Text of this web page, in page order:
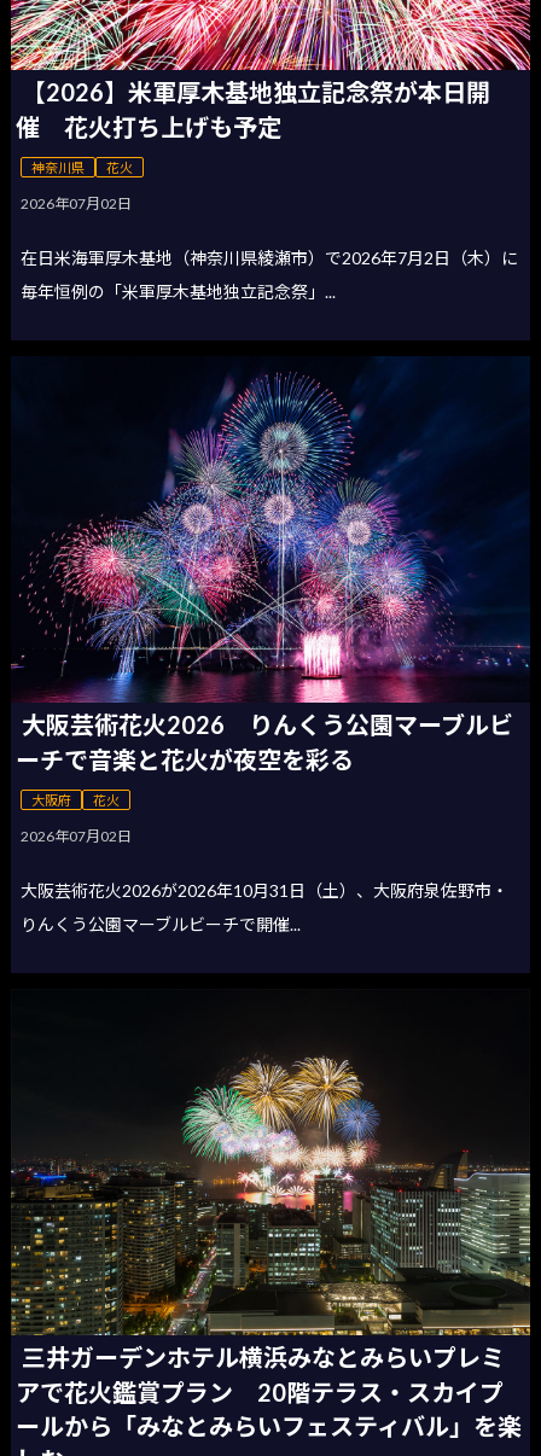
【2026】米軍厚木基地独立記念祭が本日開
催 花火打ち上げも予定
神奈川県 花火
2026年07月02日
在日米海軍厚木基地（神奈川県綾瀬市）で2026年7月2日（木）に
毎年恒例の「米軍厚木基地独立記念祭」...
大阪芸術花火2026 りんくう公園マーブルビ
ーチで音楽と花火が夜空を彩る
大阪府 花火
2026年07月02日
大阪芸術花火2026が2026年10月31日（土）、大阪府泉佐野市・
りんくう公園マーブルビーチで開催...
三井ガーデンホテル横浜みなとみらいプレミ
アで花火鑑賞プラン 20階テラス・スカイプ
ールから「みなとみらいフェスティバル」を楽